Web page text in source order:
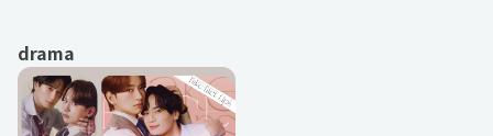
とみたかえり
drama